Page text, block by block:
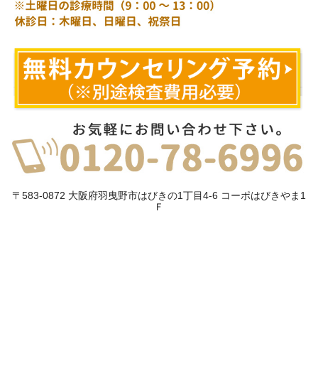
〒583-0872 大阪府羽曳野市はびきの1丁目4-6 コーポはびきやま1
Ｆ